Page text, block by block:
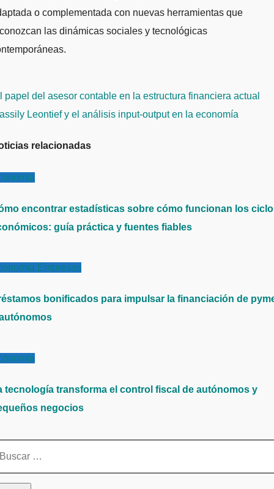
o complementada con nuevas herramientas que
las dinámicas sociales y tecnológicas
papel del asesor contable en la estructura financiera actual
Leontief y el análisis input-output en la economía
relacionadas
encontrar estadísticas sobre cómo funcionan los
guía práctica y fuentes fiables
Empresas
bonificados para impulsar la financiación de
tecnología transforma el control fiscal de autónomos y
negocios